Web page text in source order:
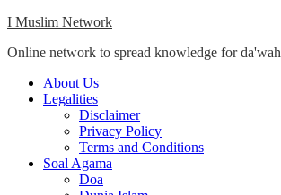
Skip
content
I Muslim Network
Online network to spread knowledge for da'wah
Close
Menu
About Us
Legalities
Disclaimer
Privacy Policy
Terms and Conditions
Soal Agama
Doa